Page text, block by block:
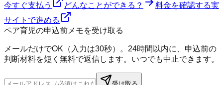
今すぐ支払う どんなことができる？ 料金を確認する実
サイトで進める
ペア育児の申込前メモを受け取る
メールだけでOK（入力は30秒）。24時間以内に、申込前の
判断材料を短く無料で返信します。いつでも中止できます。